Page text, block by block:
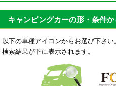
キャンピングカーの形・条件
以下の車種アイコンからお選び下さ
検索結果が下に表示されます。